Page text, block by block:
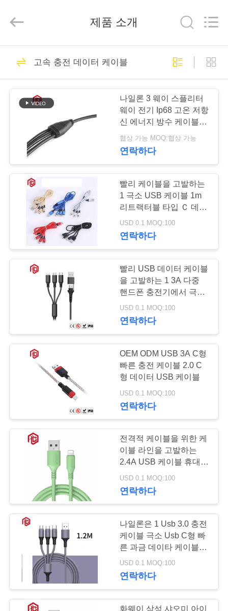
제
리
여
행
관
트
PRIVACY
POLICY
2020
Bett
방수 원형 연결관
477
낮은 전압 방수 연결
관
60
방수 자료 연결관
41
E27 램프 홀더
56
방수 남여 연결관
96
제품 소개
고속 충전 데이터 케이블
나일론 3 웨이 스플리터
웨이 전기 Ip68 고온 저항
신 에너지 방수 케이블 커
넥터
협상 가능 MOQ:협상 가능
연락하다
빨리 케이블을 고발하는
1 극소 USB 케이블 1m
리트랙터블 타입 Ｃ 데이
터 케이블 3A에서 3
USD 0.1 MOQ:100
연락하다
빨리 USB 데이터 케이블
을 고발하는 1 3A 다중
핸드폰 충전기에서 극소
USB C형 조명 3시 4분
USD 0.1 MOQ:100
연락하다
OEM ODM USB 3A C형
빠른 충전 케이블 2.0 C
형 데이터 USB 케이블
USD 0.1 MOQ:100
연락하다
전격적 케이블을 위한 케
이블 라인을 고발하는
2.4A USB 케이블 휴대폰
데이터 고속 충전기 척수
휴대폰
USD 0.1 MOQ:100
연락하다
나일론은 1 Usb 3.0 충전
케이블 극소 Usb C형 빠
른 과금 데이타 케이블에
서 3ft 6ft 10ft 3을 땋았습
니다
USD 0.1 MOQ:100
연락하다
화웨이 삼성 샤오미 아이